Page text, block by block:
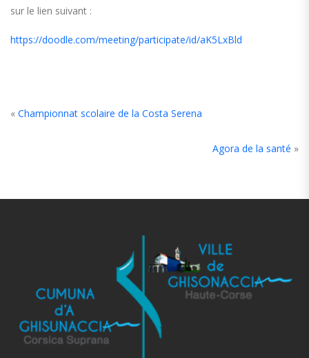
sur le lien suivant :
https://doodle.com/meeting/participate/id/aK5LxBld
« Championnat scolaire de la Costa Serena
Agora de la santé »